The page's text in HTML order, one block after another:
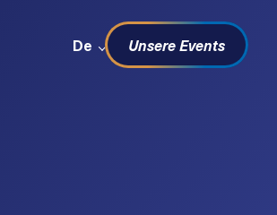
Sprachwechsel
De Unsere Events